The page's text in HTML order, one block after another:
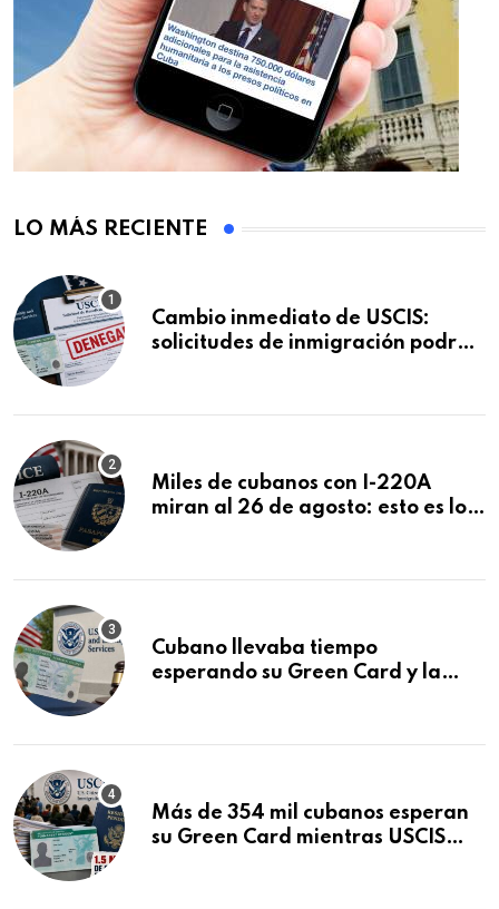
LO MÁS RECIENTE
Cambio inmediato de USCIS:
solicitudes de inmigración podrán
Miles de cubanos con I-220A
miran al 26 de agosto: esto es lo
Cubano llevaba tiempo
esperando su Green Card y la
Más de 354 mil cubanos esperan
su Green Card mientras USCIS